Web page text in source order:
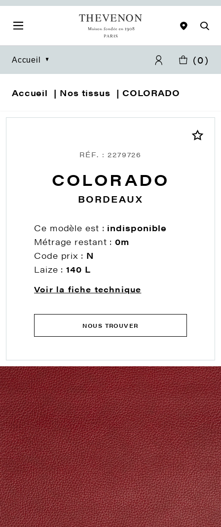
Accueil (0)
Accueil Nos tissus COLORADO
RÉF. : 2279726
COLORADO
BORDEAUX
Ce modèle est : indisponible
Métrage restant :0m
Code prix : N
Laize :140 L
Voir la fiche technique
NOUS TROUVER